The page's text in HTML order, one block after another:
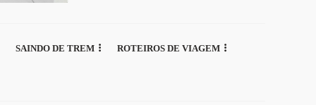
SAINDO DE TREM ROTEIROS DE VIAGEM